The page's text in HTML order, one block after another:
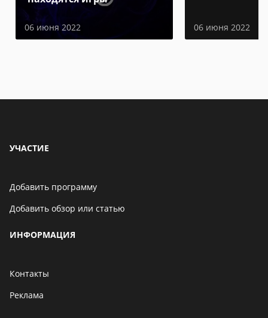
06 июня 2022 06 июня 2022
УЧАСТИЕ
Добавить программу
Добавить обзор или статью
ИНФОРМАЦИЯ
Контакты
Реклама